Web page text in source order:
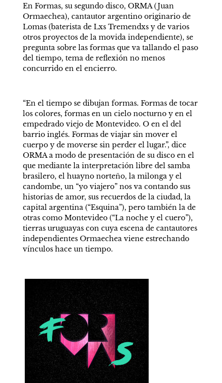
En Formas, su segundo disco, ORMA (Juan
Ormaechea), cantautor argentino originario de
Lomas (baterista de Lxs Tremendxs y de varios
otros proyectos de la movida independiente), se
pregunta sobre las formas que va tallando el paso
del tiempo, tema de reflexión no menos
concurrido en el encierro.
“En el tiempo se dibujan formas. Formas de tocar
los colores, formas en un cielo nocturno y en el
empedrado viejo de Montevideo. O en el del
barrio inglés. Formas de viajar sin mover el
cuerpo y de moverse sin perder el lugar.”, dice
ORMA a modo de presentación de su disco en el
que mediante la interpretación libre del samba
brasilero, el huayno norteño, la milonga y el
candombe, un “yo viajero” nos va contando sus
historias de amor, sus recuerdos de la ciudad, la
capital argentina (“Esquina”), pero también la de
otras como Montevideo (“La noche y el cuero”),
tierras uruguayas con cuya escena de cantautores
independientes Ormaechea viene estrechando
vínculos hace un tiempo.